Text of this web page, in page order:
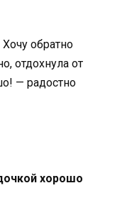
обратно
отдохнула от
— радостно
хорошо